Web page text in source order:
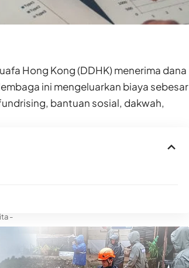
Hong Kong (DDHK) menerima dana
ini mengeluarkan biaya sebesar
bantuan sosial, dakwah,
-